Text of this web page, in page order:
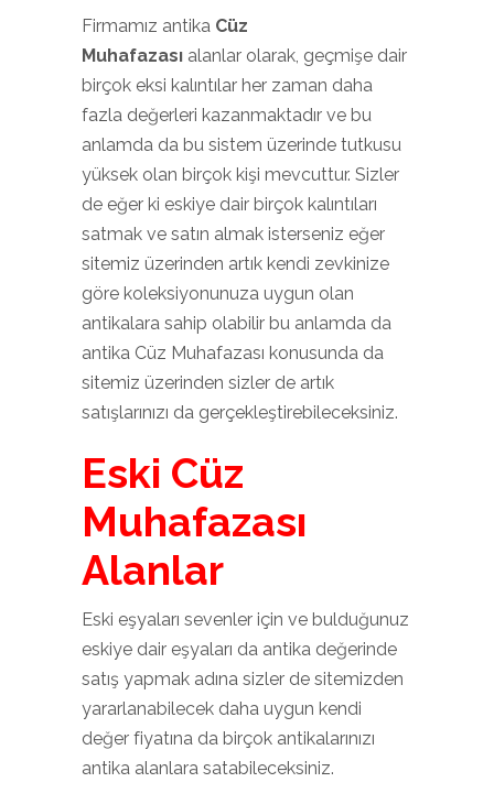
Firmamız antika Cüz
Muhafazası alanlar olarak, geçmişe dair
birçok eksi kalıntılar her zaman daha
fazla değerleri kazanmaktadır ve bu
anlamda da bu sistem üzerinde tutkusu
yüksek olan birçok kişi mevcuttur. Sizler
de eğer ki eskiye dair birçok kalıntıları
satmak ve satın almak isterseniz eğer
sitemiz üzerinden artık kendi zevkinize
göre koleksiyonunuza uygun olan
antikalara sahip olabilir bu anlamda da
antika Cüz Muhafazası konusunda da
sitemiz üzerinden sizler de artık
satışlarınızı da gerçekleştirebileceksiniz.
Eski Cüz
Muhafazası
Alanlar
Eski eşyaları sevenler için ve bulduğunuz
eskiye dair eşyaları da antika değerinde
satış yapmak adına sizler de sitemizden
yararlanabilecek daha uygun kendi
değer fiyatına da birçok antikalarınızı
antika alanlara satabileceksiniz.